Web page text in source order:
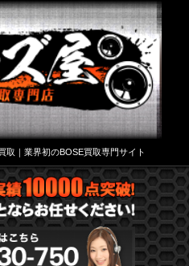
取｜業界初のBOSE買取専門サイト